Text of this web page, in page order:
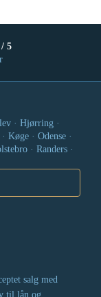
5
· Hjørring ·
Køge · Odense ·
· Randers ·
salg med
til lån og